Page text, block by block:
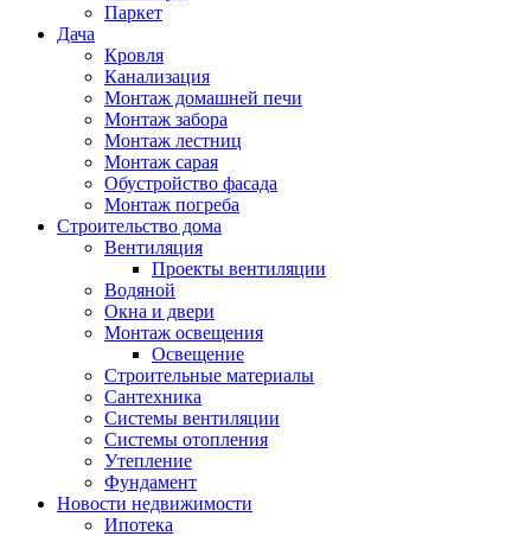
Паркет
Дача
Кровля
Канализация
Монтаж домашней печи
Монтаж забора
Монтаж лестниц
Монтаж сарая
Обустройство фасада
Монтаж погреба
Строительство дома
Вентиляция
Проекты вентиляции
Водяной
Окна и двери
Монтаж освещения
Освещение
Строительные материалы
Сантехника
Системы вентиляции
Системы отопления
Утепление
Фундамент
Новости недвижимости
Ипотека